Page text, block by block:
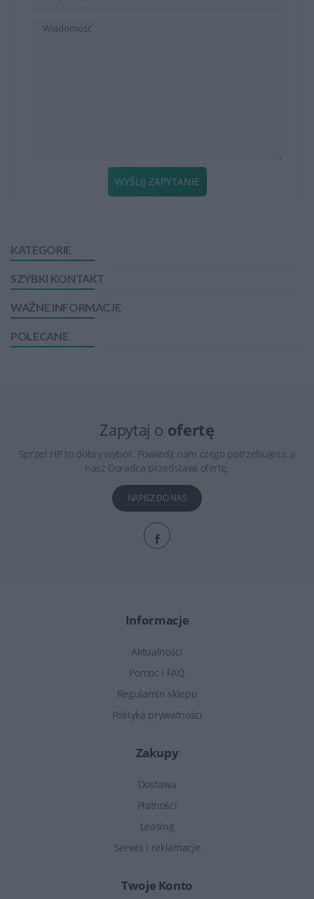
KATEGORIE
SZYBKI KONTAKT
WAŻNE INFORMACJE
POLECANE
WYŚLIJ ZAPYTANIE
Zapytaj o ofertę
Sprzęt HP to dobry wybór. Powiedz nam czego potrzebujesz, a
nasz Doradca przedstawi ofertę.
NAPISZ DO NAS
Informacje
Aktualności
Pomoc i FAQ
Regulamin sklepu
Polityka prywatności
Zakupy
Dostawa
Płatności
Leasing
Serwis i reklamacje
Twoje Konto